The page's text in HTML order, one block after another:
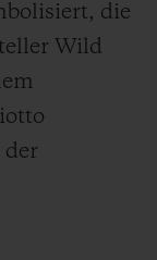
die
Wild
der
ist die